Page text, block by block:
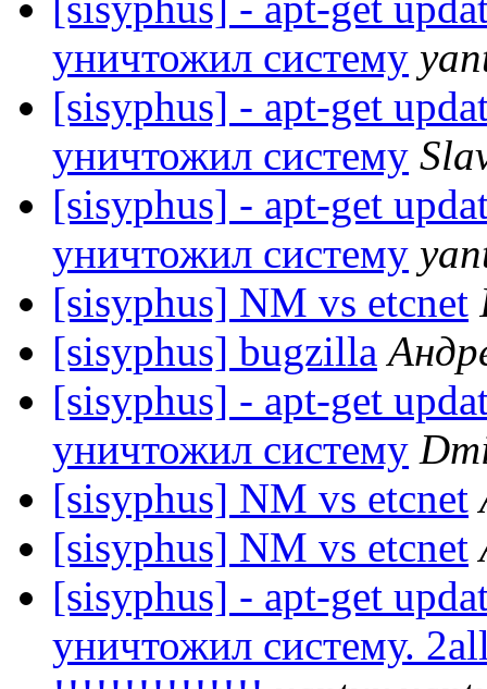
уничтожил систему
[sisyphus] - apt-get
уничтожил систему
[sisyphus] - apt-get
уничтожил систему
[sisyphus] NM vs etcnet
[sisyphus] bugzilla
[sisyphus] - apt-get
уничтожил систему
[sisyphus] NM vs etcnet
[sisyphus] NM vs etcnet
[sisyphus] - apt-get
уничтожил систему.